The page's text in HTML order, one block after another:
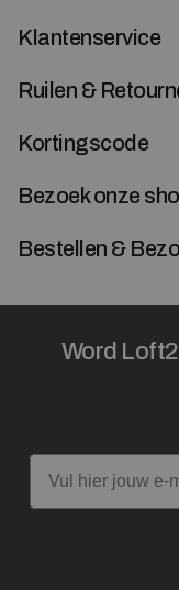
Klantenservice
Ruilen &
Kortingscode
Bezoek onze
Bestellen &
Word
Email